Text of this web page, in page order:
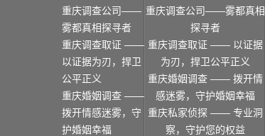
重庆调查公司——
雾都真相探寻者
重庆调查取证 ——
以证据为刃，捍卫
公平正义
重庆婚姻调查 ——
拨开情感迷雾，守
护婚姻幸福
重庆调查公司——雾都真相
探寻者
重庆调查取证 —— 以证据
为刃，捍卫公平正义
重庆婚姻调查 —— 拨开情
感迷雾，守护婚姻幸福
重庆私家侦探 —— 专业洞
察，守护您的权益